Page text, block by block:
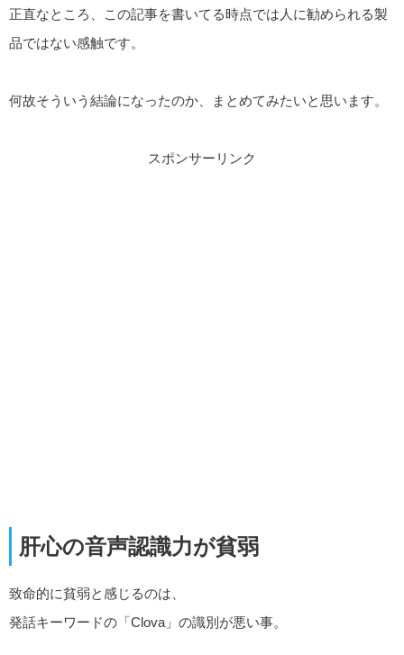
正直なところ、この記事を書いてる時点では人に勧められる製
品ではない感触です。
何故そういう結論になったのか、まとめてみたいと思います。
スポンサーリンク
肝心の音声認識力が貧弱
致命的に貧弱と感じるのは、
発話キーワードの「Clova」の識別が悪い事。